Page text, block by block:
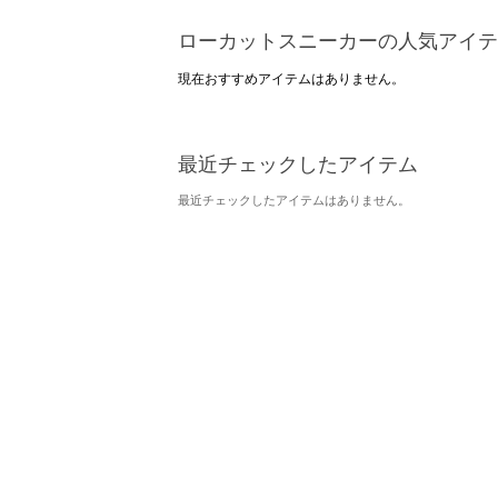
ローカットスニーカーの人気アイ
現在おすすめアイテムはありません。
最近チェックしたアイテム
最近チェックしたアイテムはありません。